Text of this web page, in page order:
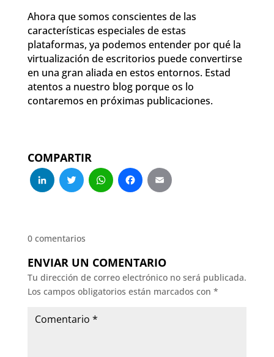
Ahora que somos conscientes de las
características especiales de estas
plataformas, ya podemos entender por qué la
virtualización de escritorios puede convertirse
en una gran aliada en estos entornos. Estad
atentos a nuestro blog porque os lo
contaremos en próximas publicaciones.
COMPARTIR
LinkedIn
Twitter
WhatsApp
Facebook
0 comentarios
ENVIAR UN COMENTARIO
Tu dirección de correo electrónico no será publicada.
Los campos obligatorios están marcados con *